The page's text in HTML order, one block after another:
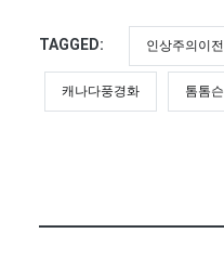
TAGGED: 인상주의이전
캐나다풍경화 톰톰슨